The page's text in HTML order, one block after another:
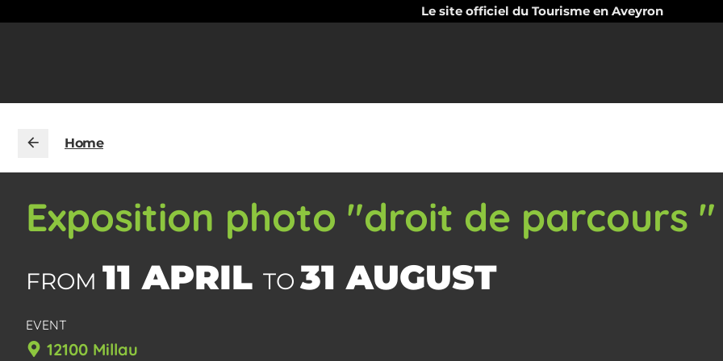
Le site officiel du Tourisme en Aveyron
Home
Exposition photo "droit de parcours "
FROM 11 APRIL TO 31 AUGUST
EVENT
12100 Millau